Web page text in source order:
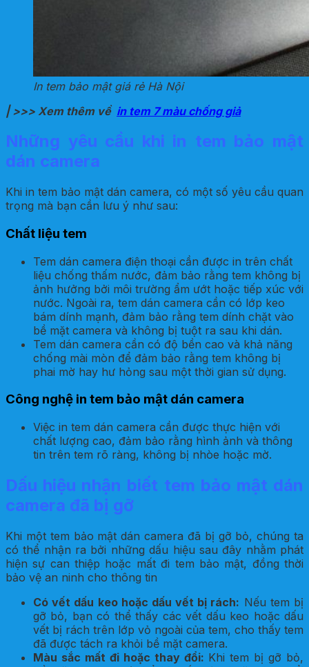
In tem bảo mật giá rẻ Hà Nội
| >>> Xem thêm về in tem 7 màu chống giả
Những yêu cầu khi in tem bảo mật
dán camera
Khi in tem bảo mật dán camera, có một số yêu cầu quan
trọng mà bạn cần lưu ý như sau:
Chất liệu tem
Tem dán camera điện thoại cần được in trên chất
liệu chống thấm nước, đảm bảo rằng tem không bị
ảnh hưởng bởi môi trường ẩm ướt hoặc tiếp xúc với
nước. Ngoài ra, tem dán camera cần có lớp keo
bám dính mạnh, đảm bảo rằng tem dính chặt vào
bề mặt camera và không bị tuột ra sau khi dán.
Tem dán camera cần có độ bền cao và khả năng
chống mài mòn để đảm bảo rằng tem không bị
phai mờ hay hư hỏng sau một thời gian sử dụng.
Công nghệ in tem bảo mật dán camera
Việc in tem dán camera cần được thực hiện với
chất lượng cao, đảm bảo rằng hình ảnh và thông
tin trên tem rõ ràng, không bị nhòe hoặc mờ.
Dấu hiệu nhận biết tem bảo mật dán
camera đã bị gỡ
Khi một tem bảo mật dán camera đã bị gỡ bỏ, chúng ta
có thể nhận ra bởi những dấu hiệu sau đây nhằm phát
hiện sự can thiệp hoặc mất đi tem bảo mật, đồng thời
bảo vệ an ninh cho thông tin
Có vết dấu keo hoặc dấu vết bị rách: Nếu tem bị
gỡ bỏ, bạn có thể thấy các vết dấu keo hoặc dấu
vết bị rách trên lớp vỏ ngoài của tem, cho thấy tem
đã được tách ra khỏi bề mặt camera.
Màu sắc mất đi hoặc thay đổi: Khi tem bị gỡ bỏ,